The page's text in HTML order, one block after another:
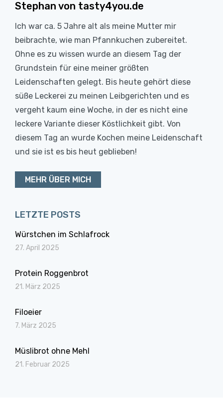
Stephan von tasty4you.de
Ich war ca. 5 Jahre alt als meine Mutter mir
beibrachte, wie man Pfannkuchen zubereitet.
Ohne es zu wissen wurde an diesem Tag der
Grundstein für eine meiner größten
Leidenschaften gelegt. Bis heute gehört diese
süße Leckerei zu meinen Leibgerichten und es
vergeht kaum eine Woche, in der es nicht eine
leckere Variante dieser Köstlichkeit gibt. Von
diesem Tag an wurde Kochen meine Leidenschaft
und sie ist es bis heut geblieben!
MEHR ÜBER MICH
LETZTE POSTS
Würstchen im Schlafrock
27. April 2025
Protein Roggenbrot
21. März 2025
Filoeier
7. März 2025
Müslibrot ohne Mehl
21. Februar 2025